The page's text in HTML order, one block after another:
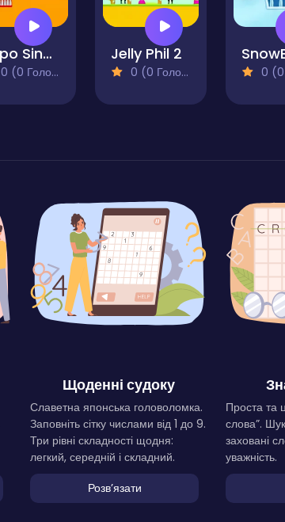
Popo Singer 2
0 (0 Голосів)
Jelly Phil 2
0 (0 Голосів) 0 (0
Щоденні судоку
Славетна японська головоломка.
Заповніть сітку числами від 1 до 9.
Три рівні складності щодня:
легкий, середній і складний.
Розвʼязати
Проста та
слова”.
заховані
уважність.